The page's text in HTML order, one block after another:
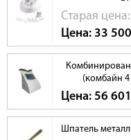
Cтарая цена:
Цена: 33 500
(комбайн 4
Цена: 56 601
Шпатель